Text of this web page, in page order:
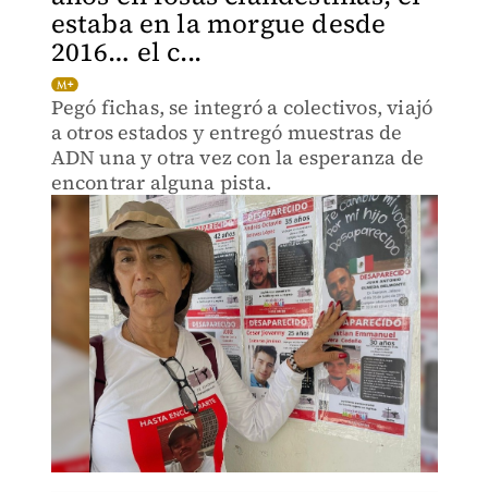
estaba en la morgue desde
2016… el c...
Pegó fichas, se integró a colectivos, viajó
a otros estados y entregó muestras de
ADN una y otra vez con la esperanza de
encontrar alguna pista.